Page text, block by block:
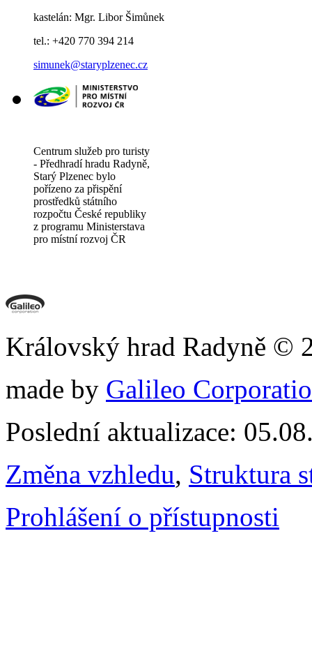
kastelán: Mgr. Libor Šimůnek
tel.: +420 770 394 214
simunek@staryplzenec.cz
Centrum služeb pro turisty
- Předhradí hradu Radyně,
Starý Plzenec bylo
pořízeno za přispění
prostředků státního
rozpočtu České republiky
z programu Ministerstava
pro místní rozvoj ČR
Královský hrad Radyně ©
made by Galileo
Poslední aktualizace:
Změna vzhledu, Struktura
Prohlášení o přístupnosti